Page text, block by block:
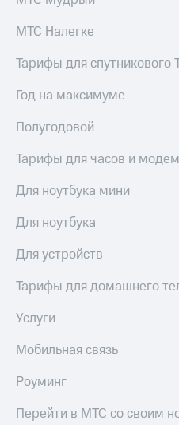
МТС Налегке
Тарифы для спутникового
Год на максимуме
Полугодовой
Тарифы для часов и
Для ноутбука мини
Для ноутбука
Для устройств
Тарифы для домашнего
Услуги
Мобильная связь
Роуминг
Перейти в МТС со своим